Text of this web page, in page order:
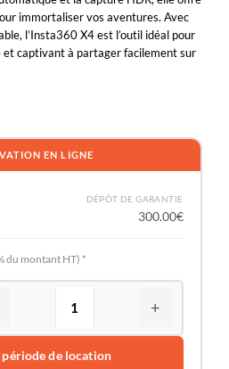
immortaliser vos aventures. Avec
l’Insta360 X4 est l’outil idéal pour
et captivant à partager facilement sur
EN LIGNE
DÉPÔT DE GARANTIE
300.00€
du montant HT) *
+
période de location